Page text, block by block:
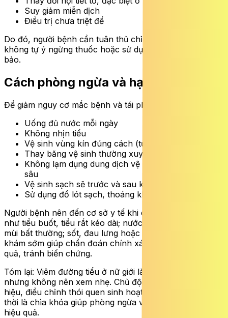
Suy giảm miễn dịch
Điều trị chưa triệt để
Do đó, người bệnh cần tuân thủ chỉ định của bác sĩ,
không tự ý ngừng thuốc hoặc sử dụng thuốc theo mách
bảo.
Cách phòng ngừa và hạn chế tái phát
Để giảm nguy cơ mắc bệnh và tái phát, phụ nữ nên:
Uống đủ nước mỗi ngày
Không nhịn tiểu
Vệ sinh vùng kín đúng cách (từ trước ra sau)
Thay băng vệ sinh thường xuyên trong kỳ kinh
Không lạm dụng dung dịch vệ sinh hoặc thụt rửa
sâu
Vệ sinh sạch sẽ trước và sau khi quan hệ tình dục
Sử dụng đồ lót sạch, thoáng khí
Người bệnh nên đến cơ sở y tế khi có các triệu chứng
như tiểu buốt, tiểu rắt kéo dài; nước tiểu có màu hoặc
mùi bất thường; sốt, đau lưng hoặc buồn nôn. Việc thăm
khám sớm giúp chẩn đoán chính xác và điều trị hiệu
quả, tránh biến chứng.
Tóm lại: Viêm đường tiểu ở nữ giới là bệnh lý phổ biến
nhưng không nên xem nhẹ. Chủ động nhận biết dấu
hiệu, điều chỉnh thói quen sinh hoạt và thăm khám kịp
thời là chìa khóa giúp phòng ngừa và kiểm soát bệnh
hiệu quả.